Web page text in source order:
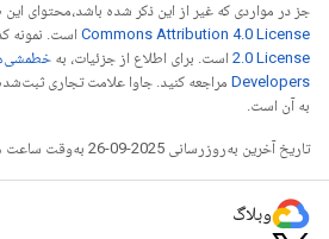
جز در مواردی که غیر از این ذکر شده باشد،‌محتوای
Commons Attribution 4.0 License است. نمونه
2.0 License است. برای اطلاع از جزئیات، به
Developers‏
به آن است.
تاریخ آخرین به‌روزرسانی 2025-09-26 به‌وقت ساعت هماهنگ جهانی.
وبلاگ